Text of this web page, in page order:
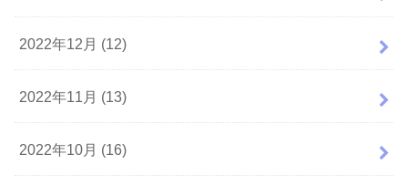
2022年12月 (12)
2022年11月 (13)
2022年10月 (16)